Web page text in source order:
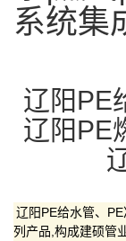
系统集
辽阳PE
辽阳PE
辽阳PE给水管、
列产品,构成建硕管